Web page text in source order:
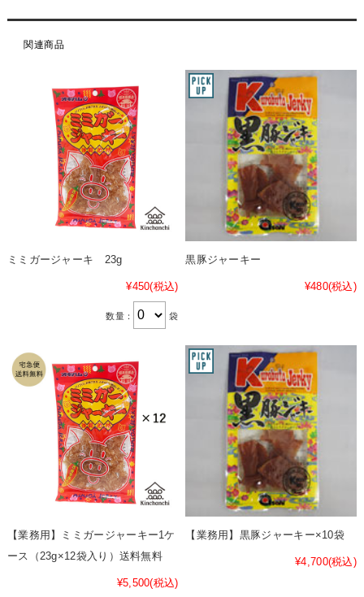
関連商品
ミミガージャーキ 23g
¥450(税込)
数量： 袋
黒豚ジャーキー
¥480(税込)
【業務用】ミミガージャーキー1ケ
ース（23g×12袋入り）送料無料
¥5,500(税込)
【業務用】黒豚ジャーキー×10袋
¥4,700(税込)